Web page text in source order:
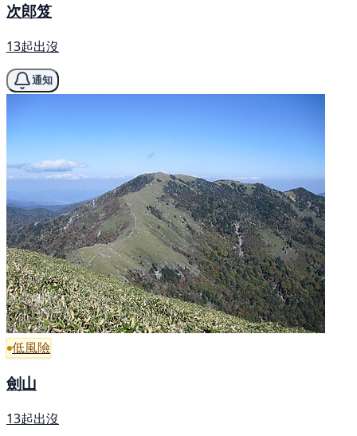
次郎笈
13起出沒
通知
低風險
劍山
13起出沒